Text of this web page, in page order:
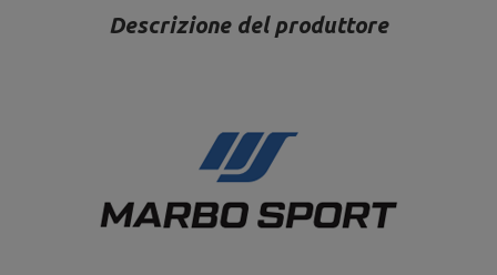
Descrizione del produttore